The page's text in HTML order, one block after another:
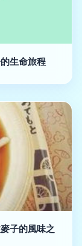
生命旅程
子的風味之